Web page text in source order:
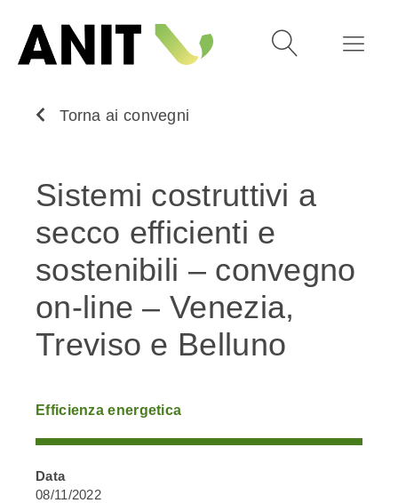
Torna ai convegni
Sistemi costruttivi a
secco efficienti e
sostenibili – convegno
on-line – Venezia,
Treviso e Belluno
Efficienza energetica
Data
08/11/2022